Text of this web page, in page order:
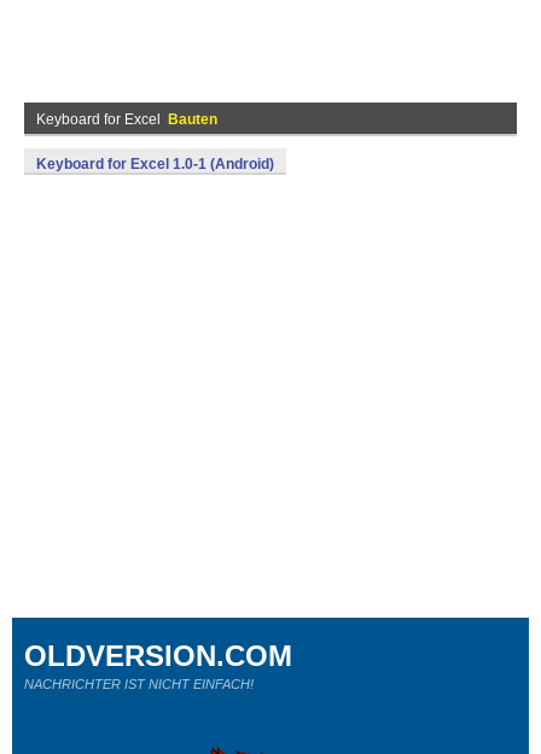
Keyboard for Excel Bauten
Keyboard for Excel 1.0-1 (Android)
OLDVERSION.COM
NACHRICHTER IST NICHT EINFACH!